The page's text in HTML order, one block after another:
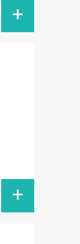
+
+